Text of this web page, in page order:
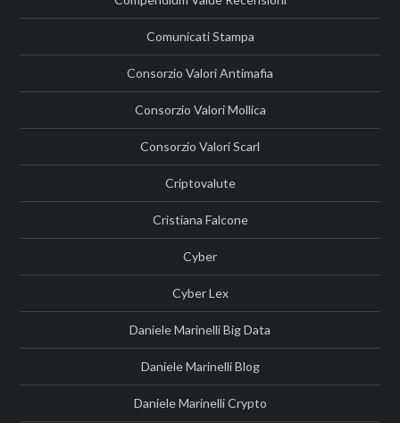
Comunicati Stampa
Consorzio Valori Antimafia
Consorzio Valori Mollica
Consorzio Valori Scarl
Criptovalute
Cristiana Falcone
Cyber
Cyber Lex
Daniele Marinelli Big Data
Daniele Marinelli Blog
Daniele Marinelli Crypto